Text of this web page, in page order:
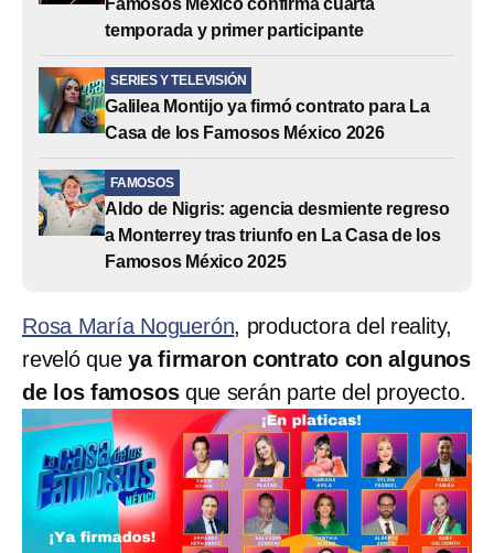
Famosos México confirma cuarta
temporada y primer participante
SERIES Y TELEVISIÓN
Galilea Montijo ya firmó contrato para La
Casa de los Famosos México 2026
FAMOSOS
Aldo de Nigris: agencia desmiente regreso
a Monterrey tras triunfo en La Casa de los
Famosos México 2025
Rosa María Noguerón, productora del reality,
reveló queya firmaron contrato con algunos
de los famososque serán parte del proyecto.